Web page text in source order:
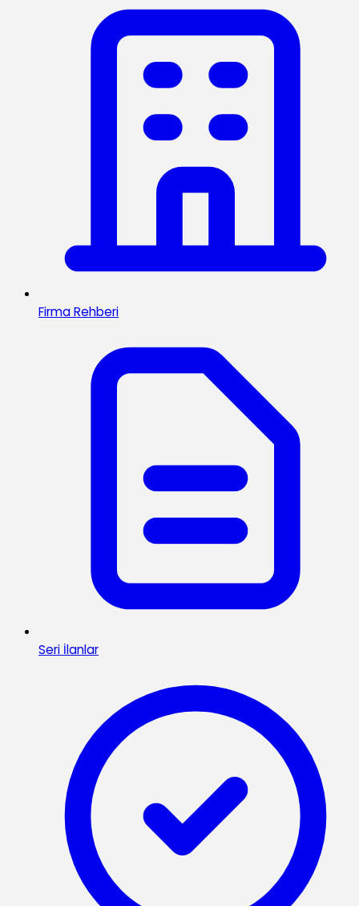
Firma Rehberi
Seri İlanlar